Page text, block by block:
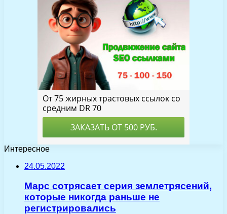
Интересное
24.05.2022
Марс сотрясает серия землетрясений,
которые никогда раньше не
регистрировались